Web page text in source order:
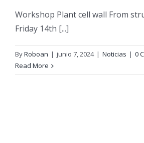
Workshop Plant cell wall From
Friday 14th [...]
ByRoboan | junio 7, 2024 | Noticias | 0
Read More